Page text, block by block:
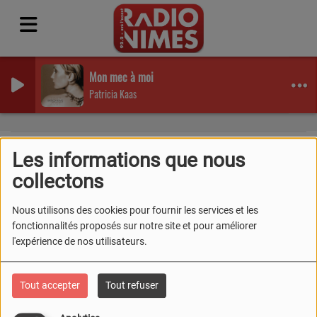
Les informations que nous
collectons
Nous utilisons des cookies pour fournir les services et les
fonctionnalités proposés sur notre site et pour améliorer
l'expérience de nos utilisateurs.
Tout accepter Tout refuser
Mon mec à moi
Patricia Kaas